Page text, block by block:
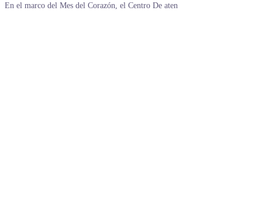
En el marco del Mes del Corazón, el Centro De aten